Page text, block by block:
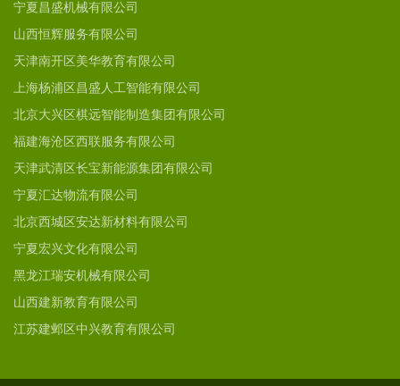
宁夏昌盛机械有限公司
山西恒辉服务有限公司
天津南开区美华教育有限公司
上海杨浦区昌盛人工智能有限公司
北京大兴区棋远智能制造集团有限公司
福建海沧区西联服务有限公司
天津武清区长宝新能源集团有限公司
宁夏汇达物流有限公司
北京西城区安达新材料有限公司
宁夏宏兴文化有限公司
黑龙江瑞安机械有限公司
山西建新教育有限公司
江苏建邺区中兴教育有限公司